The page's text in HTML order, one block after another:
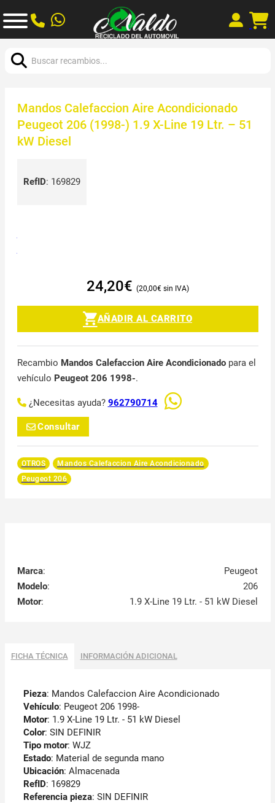
Mandos Calefaccion Aire Acondicionado
Peugeot 206 (1998-) 1.9 X-Line 19 Ltr. – 51
kW Diesel
RefID: 169829
24,20€ 20,00€
AÑADIR AL CARRITO
Recambio Mandos Calefaccion Aire Acondicionadopara el
vehículo Peugeot 206 1998-.
¿Necesitas ayuda? 962790714
Consultar
OTROS
Mandos Calefaccion Aire Acondicionado
Peugeot 206
Marca:
Peugeot
Modelo:
206
Motor: 1.9 X-Line 19 Ltr. - 51 kW Diesel
FICHA TÉCNICA INFORMACIÓN ADICIONAL
Pieza: Mandos Calefaccion Aire Acondicionado
Vehículo: Peugeot 206 1998-
Motor: 1.9 X-Line 19 Ltr. - 51 kW Diesel
Color: SIN DEFINIR
Tipo motor: WJZ
Estado: Material de segunda mano
Ubicación: Almacenada
RefID: 169829
Referencia pieza: SIN DEFINIR